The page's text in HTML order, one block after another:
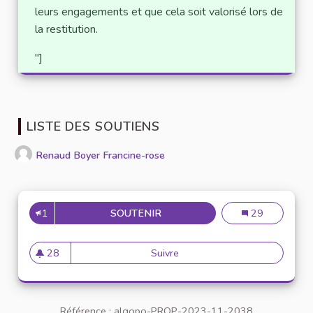
leurs engagements et que cela soit valorisé lors de
la restitution.
"]
LISTE DES SOUTIENS
Renaud Boyer Francine-rose
1 SOUTENIRACTIONS DE Actions de
29
28
28 abonnés
Suivre Actions de sensibilisation